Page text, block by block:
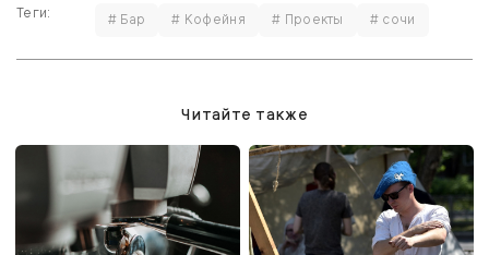
Теги: # Бар # Кофейня # Проекты # сочи
Читайте также